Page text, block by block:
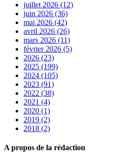
juillet 2026 (12)
juin 2026 (36)
mai 2026 (42)
avril 2026 (26)
mars 2026 (11)
février 2026 (5)
2026 (23)
2025 (199)
2024 (105)
2023 (91)
2022 (38)
2021 (4)
2020 (1)
2019 (2)
2018 (2)
A propos de la rédaction